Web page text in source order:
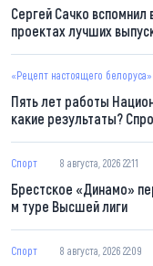
Сергей Сачко
проектах лучших
«Рецепт настоящего белоруса»
Пять лет работы
какие результаты?
Спорт 8 августа, 2026 22:11
Брестское «Динамо»
м туре Высшей лиги
Спорт 8 августа, 2026 22:09